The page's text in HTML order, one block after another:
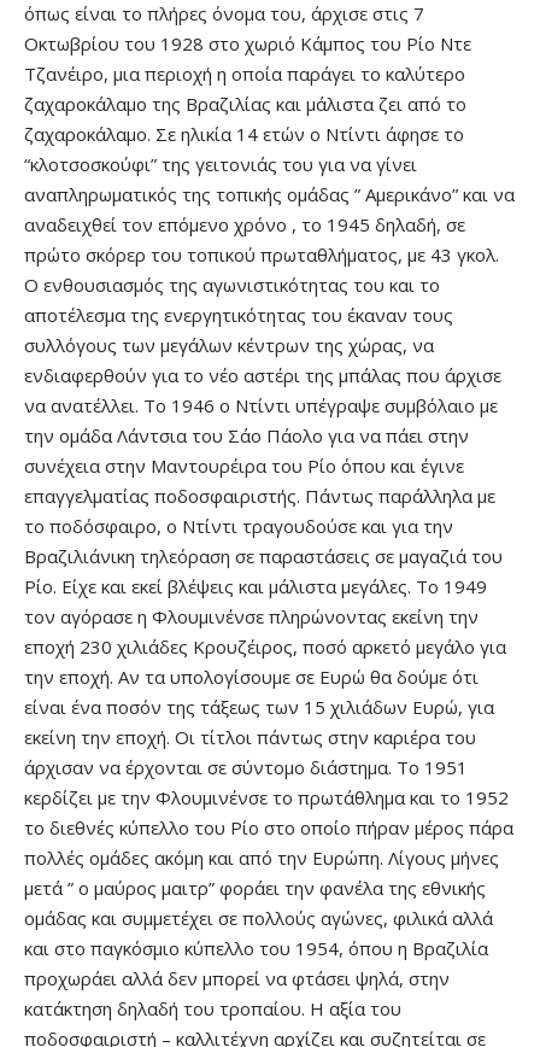
όπως είναι το πλήρες όνομα του, άρχισε στις 7
Οκτωβρίου του 1928 στο χωριό Κάμπος του Ρίο Ντε
Τζανέιρο, μια περιοχή η οποία παράγει το καλύτερο
ζαχαροκάλαμο της Βραζιλίας και μάλιστα ζει από το
ζαχαροκάλαμο. Σε ηλικία 14 ετών ο Ντίντι άφησε το
“κλοτσοσκούφι” της γειτονιάς του για να γίνει
αναπληρωματικός της τοπικής ομάδας ” Αμερικάνο” και να
αναδειχθεί τον επόμενο χρόνο , το 1945 δηλαδή, σε
πρώτο σκόρερ του τοπικού πρωταθλήματος, με 43 γκολ.
Ο ενθουσιασμός της αγωνιστικότητας του και το
αποτέλεσμα της ενεργητικότητας του έκαναν τους
συλλόγους των μεγάλων κέντρων της χώρας, να
ενδιαφερθούν για το νέο αστέρι της μπάλας που άρχισε
να ανατέλλει. Το 1946 ο Ντίντι υπέγραψε συμβόλαιο με
την ομάδα Λάντσια του Σάο Πάολο για να πάει στην
συνέχεια στην Μαντουρέιρα του Ρίο όπου και έγινε
επαγγελματίας ποδοσφαιριστής. Πάντως παράλληλα με
το ποδόσφαιρο, ο Ντίντι τραγουδούσε και για την
Βραζιλιάνικη τηλεόραση σε παραστάσεις σε μαγαζιά του
Ρίο. Είχε και εκεί βλέψεις και μάλιστα μεγάλες. Το 1949
τον αγόρασε η Φλουμινένσε πληρώνοντας εκείνη την
εποχή 230 χιλιάδες Κρουζέιρος, ποσό αρκετό μεγάλο για
την εποχή. Αν τα υπολογίσουμε σε Ευρώ θα δούμε ότι
είναι ένα ποσόν της τάξεως των 15 χιλιάδων Ευρώ, για
εκείνη την εποχή. Οι τίτλοι πάντως στην καριέρα του
άρχισαν να έρχονται σε σύντομο διάστημα. Το 1951
κερδίζει με την Φλουμινένσε το πρωτάθλημα και το 1952
το διεθνές κύπελλο του Ρίο στο οποίο πήραν μέρος πάρα
πολλές ομάδες ακόμη και από την Ευρώπη. Λίγους μήνες
μετά ” ο μαύρος μαιτρ” φοράει την φανέλα της εθνικής
ομάδας και συμμετέχει σε πολλούς αγώνες, φιλικά αλλά
και στο παγκόσμιο κύπελλο του 1954, όπου η Βραζιλία
προχωράει αλλά δεν μπορεί να φτάσει ψηλά, στην
κατάκτηση δηλαδή του τροπαίου. Η αξία του
ποδοσφαιριστή – καλλιτέχνη αρχίζει και συζητείται σε